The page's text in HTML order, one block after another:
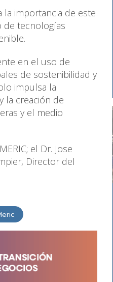
la importancia de este
de tecnologías
en el uso de
de sostenibilidad y
impulsa la
la creación de
y el medio
el Dr. Jose
Director del